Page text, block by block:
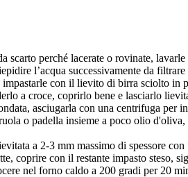
scarto perché lacerate o rovinate,
l’acqua successivamente da
con il lievito di birra sciolto
a croce, coprirlo bene e lasciarlo
asciugarla con una centrifuga per
o padella insieme a poco olio
a 2-3 mm massimo di spessore
coprire con il restante impasto steso,
nel forno caldo a 200 gradi per 20